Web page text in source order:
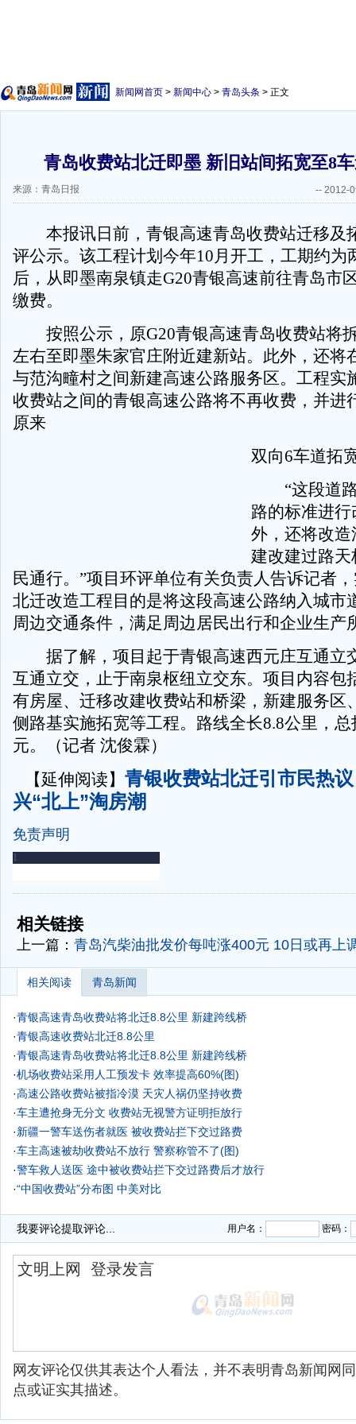
新闻网首页 > 新闻中心 > 青岛头条 > 正文
青岛收费站北迁即墨 新旧站间拓宽至8
来源：青岛日报 -- 2012-
本报讯日前，青银高速青岛收费站迁移及
评公示。该工程计划今年10月开工，工期约为
后，从即墨南泉镇走G20青银高速前往青岛市
缴费。
按照公示，原G20青银高速青岛收费站将
左右至即墨朱家官庄附近建新站。此外，还将
与范沟疃村之间新建高速公路服务区。工程实
收费站之间的青银高速公路将不再收费，并进
原来
双向6车道拓
“这段道路
路的标准进
外，还将改
建改建过路
民通行。”项目环评单位有关负责人告诉记者
北迁改造工程目的是将这段高速公路纳入城市
周边交通条件，满足周边居民出行和企业生产
据了解，项目起于青银高速西元庄互通立
互通立交，止于南泉枢纽立交东。项目内容包
有房屋、迁移改建收费站和桥梁，新建服务区
侧路基实施拓宽等工程。路线全长8.8公里，总
元。（记者 沈俊霖）
【延伸阅读】 青银收费站北迁引市民热
兴“北上”淘房潮
免责声明
-
相关链接
上一篇： 青岛汽柴油批发价每吨涨400元 10日或再上
相关阅读 青岛新闻
·青银高速青岛收费站将北迁8.8公里 新建跨线桥
·青银高速收费站北迁8.8公里
·青银高速青岛收费站将北迁8.8公里 新建跨线桥
·机场收费站采用人工预发卡 效率提高60%(图)
·高速公路收费站被指冷漠 天灾人祸仍坚持收费
·车主遭抢身无分文 收费站无视警方证明拒放行
·新疆一警车送伤者就医 被收费站拦下交过路费
·车主高速被劫收费站不放行 警察称管不了(图)
·警车救人送医 途中被收费站拦下交过路费后才放行
·“中国收费站”分布图 中美对比
我要评论提取评论... 用户名： 密码：
网友评论仅供其表达个人看法，并不表明青岛新闻网
点或证实其描述。